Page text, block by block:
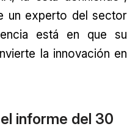
un experto del sector
está en que su
la innovación en
informe del 30